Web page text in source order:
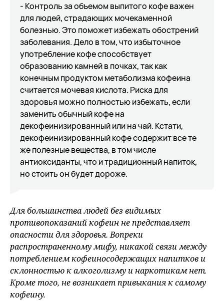
- Контроль за объемом выпитого кофе важен
для людей, страдающих мочекаменной
болезнью. Это поможет избежать обострений
заболевания. Дело в том, что избыточное
употребление кофе способствует
образованию камней в почках, так как
конечным продуктом метаболизма кофеина
считается мочевая кислота. Риска для
здоровья можно полностью избежать, если
заменить обычный кофе на
декофеинизированный или на чай. Кстати,
декофеинизированный кофе содержит все те
же полезные вещества, в том числе
антиоксиданты, что и традиционный напиток,
но стоить он будет дороже.
Для большинства людей без видимых
противопоказаний кофеин не представляет
опасности для здоровья. Вопреки
распространенному мифу, никакой связи между
потреблением кофеиносодержащих напитков и
склонностью к алкоголизму и наркотикам нет.
Кроме того, не возникает привыкания к самому
кофеину.